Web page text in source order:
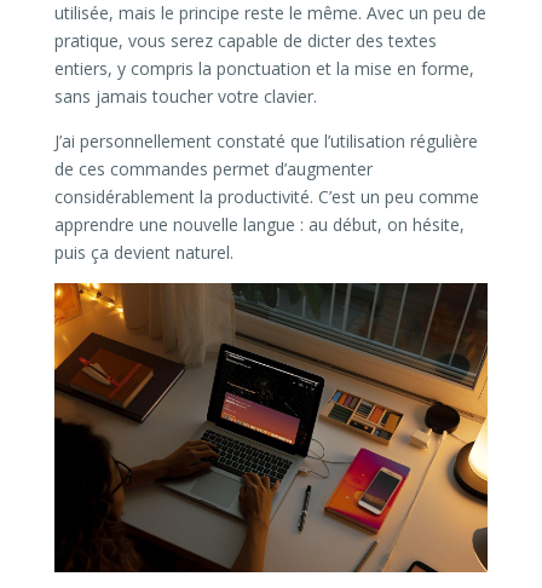
utilisée, mais le principe reste le même. Avec un peu de
pratique, vous serez capable de dicter des textes
entiers, y compris la ponctuation et la mise en forme,
sans jamais toucher votre clavier.
J’ai personnellement constaté que l’utilisation régulière
de ces commandes permet d’augmenter
considérablement la productivité. C’est un peu comme
apprendre une nouvelle langue : au début, on hésite,
puis ça devient naturel.